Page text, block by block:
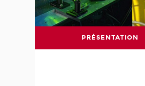
PRÉSENTATION